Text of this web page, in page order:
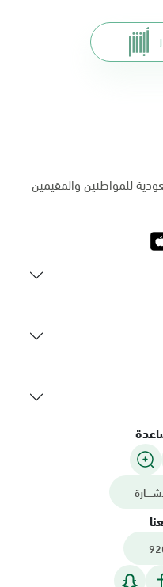
للمواطنين والمقيمين